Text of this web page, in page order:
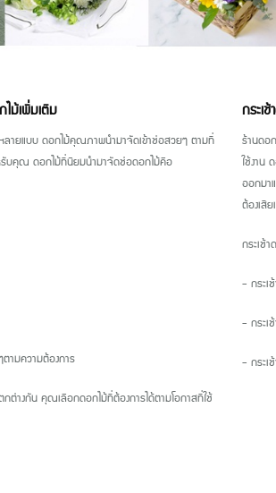
ม้เพิ่มเติม
ลายแบบ ดอกไม้คุณภาพนำมาจัดเข้าช่อสวยๆ ตามที่
บคุณ ดอกไม้ที่นิยมนำมาจัดช่อดอกไม้คือ
ามความต้องการ
ต่างกัน คุณเลือกดอกไม้ที่ต้องการได้ตามโอกาสที่ใช้
กระเ
ร้านดอ
ใช้งาน
ออกมา
ต้องเสี
กระเช้
- กระเ
- กระเ
- กระเ